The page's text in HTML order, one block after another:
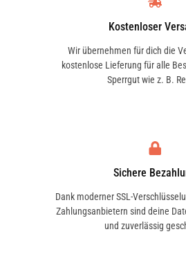
Kostenloser
Wir übernehmen für dich die
kostenlose Lieferung für alle
Sperrgut wie z. B.
Sichere
Dank moderner SSL-
Zahlungsanbietern sind deine
und zuverlässig